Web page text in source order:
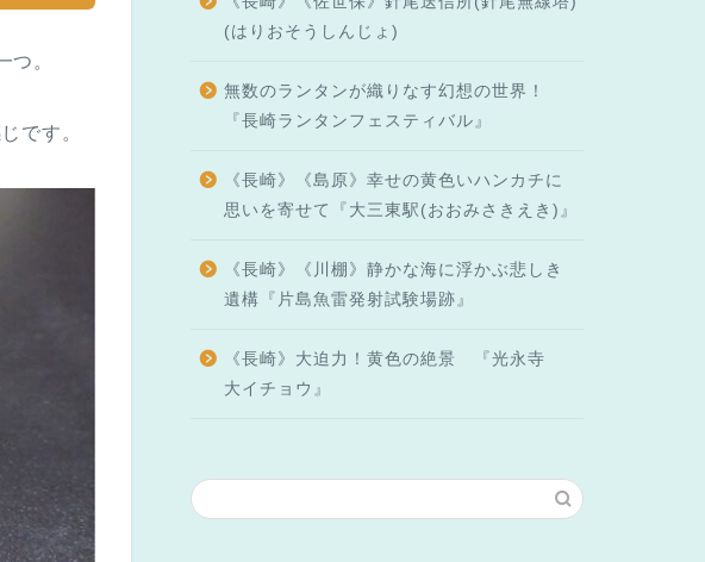
つ。
です。
(はりおそうしんじょ)
無数のランタンが織りなす幻想の世界！
『長崎ランタンフェスティバル』
《長崎》《島原》幸せの黄色いハンカチに
思いを寄せて『大三東駅(おおみさきえき)』
《長崎》《川棚》静かな海に浮かぶ悲しき
遺構『片島魚雷発射試験場跡』
《長崎》大迫力！黄色の絶景 『光永寺
大イチョウ』